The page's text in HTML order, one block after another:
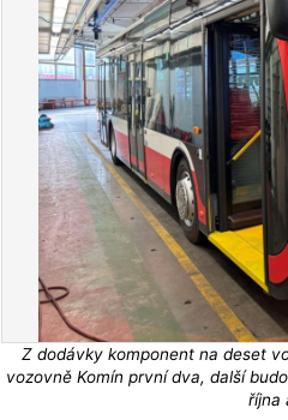
Z dodávky komponent na deset
vozovně Komín první dva, další
října